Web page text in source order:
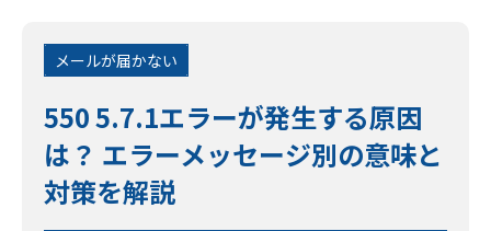
メールが届かない
550 5.7.1エラーが発生する原因
は？ エラーメッセージ別の意味と
対策を解説